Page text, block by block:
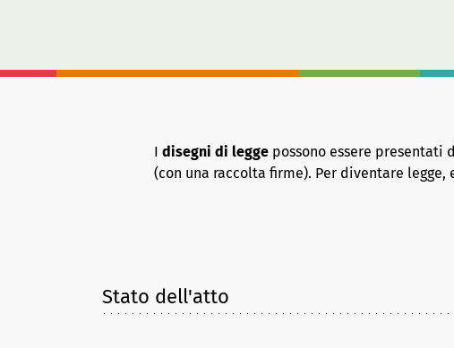
I disegni di legge possono essere
(con una raccolta firme). Per diventare legge,
Stato dell'atto